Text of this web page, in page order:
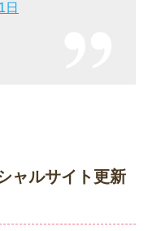
日
ャルサイト更新